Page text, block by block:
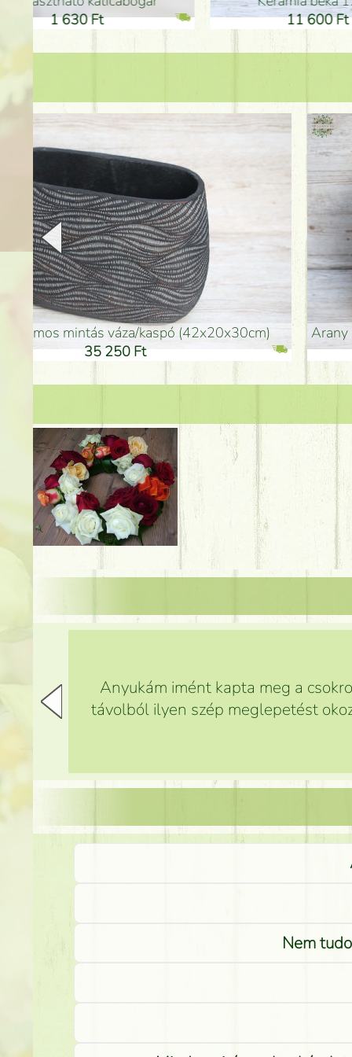
11 600 Ft
arany színű kerámia váza (40x26cm)
32 250 Ft
hosszú arany színű
46
Anyukám imént kapta meg a
távolból ilyen szép meglepetést
Nem